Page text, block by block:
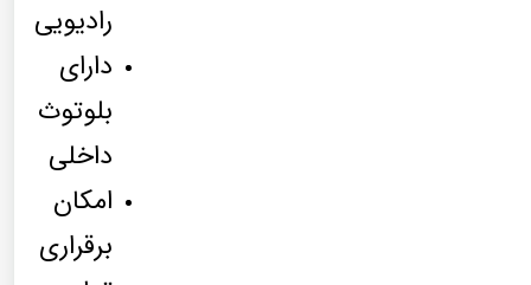
رادیویی
دارای
بلوتوث
داخلی
امکان
برقراری